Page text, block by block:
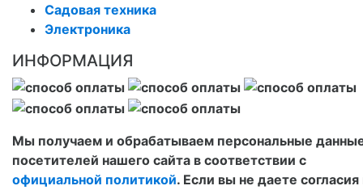
Садовая техника
Электроника
ИНФОРМАЦИЯ
Мы получаем и обрабатываем персональные
посетителей нашего сайта в соответствии с
официальной политикой. Если вы не даете согласия